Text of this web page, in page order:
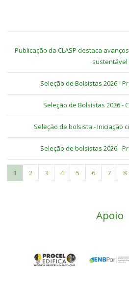
Publicação da CLASP destaca
sustentável
Seleção de Bolsistas 2026 -
Seleção de Bolsistas 2026 -
Seleção de bolsista - Iniciação
Seleção de bolsistas 2026 -
Pagination
Current
page
1 Page
2 Page
3 Page
4 Page
5 Page
6 Page
7 8
Apoio